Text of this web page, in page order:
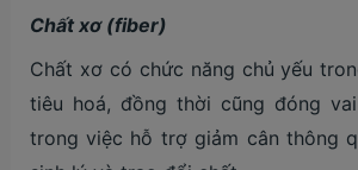
Chất xơ (fiber)
Chất xơ có chức năng chủ yếu
tiêu hoá, đồng thời cũng đóng
trong việc hỗ trợ giảm cân thông